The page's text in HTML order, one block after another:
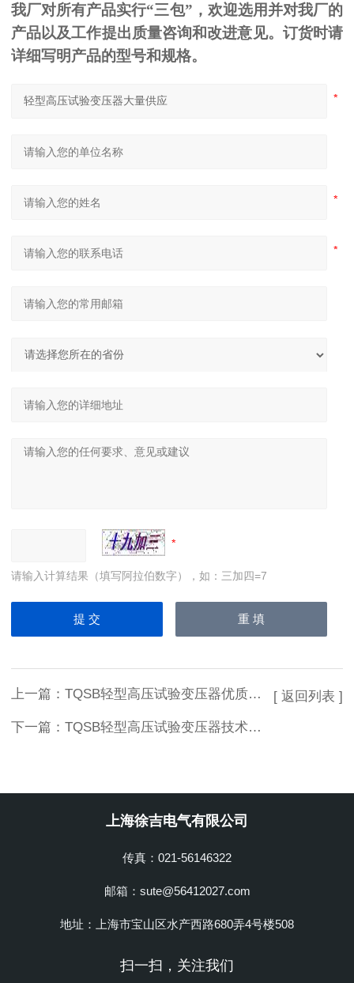
我厂对所有产品实行“三包”，欢迎选用并对我厂的
产品以及工作提出质量咨询和改进意见。订货时请
详细写明产品的型号和规格。
请输入计算结果（填写阿拉伯数字），如：三加四=7
上一篇： TQSB轻型高压试验变压器优质供应
下一篇： TQSB轻型高压试验变压器技术参数
[ 返回列表 ]
上海徐吉电气有限公司
传真：021-56146322
邮箱：sute@56412027.com
地址：上海市宝山区水产西路680弄4号楼508
扫一扫，关注我们